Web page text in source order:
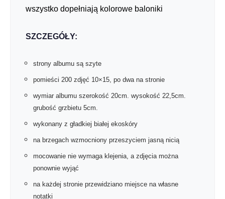
wszystko dopełniają kolorowe baloniki
SZCZEGÓŁY:
strony albumu są szyte
pomieści 200 zdjęć 10×15, po dwa na stronie
wymiar albumu szerokość 20cm. wysokość 22,5cm.
grubość grzbietu 5cm.
wykonany z gładkiej białej ekoskóry
na brzegach wzmocniony przeszyciem jasną nicią
mocowanie nie wymaga klejenia, a zdjęcia można
ponownie wyjąć
na każdej stronie przewidziano miejsce na własne
notatki